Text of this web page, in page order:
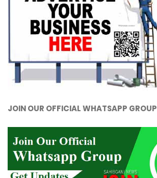
JOIN OUR OFFICIAL WHATSAPP GROUP